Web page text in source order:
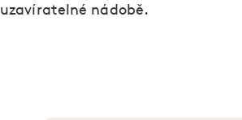
uzavíratelné nádobě.